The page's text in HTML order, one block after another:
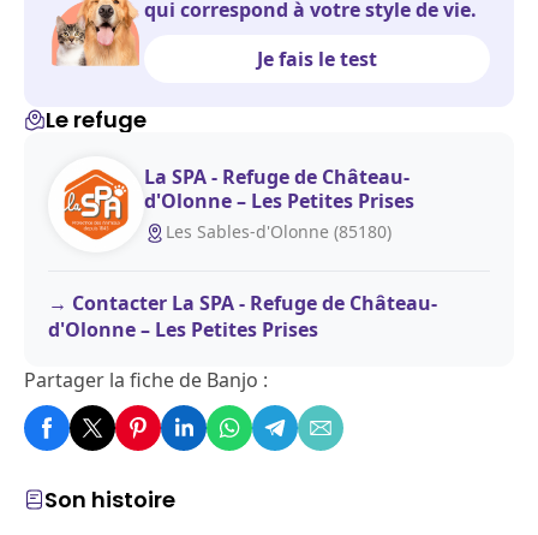
Son histoire
qui correspond à votre style de vie.
Je fais le test
Le refuge
La SPA - Refuge de Château-
d'Olonne – Les Petites Prises
Les Sables-d'Olonne (85180)
Contacter La SPA - Refuge de Château-
d'Olonne – Les Petites Prises
Partager la fiche de Banjo :